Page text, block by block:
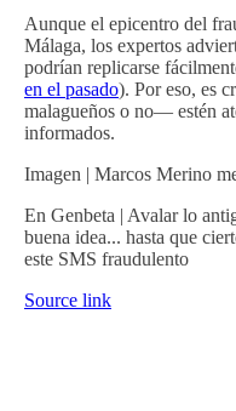
Aunque el epicentro del
Málaga, los expertos
podrían replicarse
en el pasado). Por eso, es
malagueños o no— estén
informados.
Imagen | Marcos Merino
En Genbeta | Avalar lo
buena idea... hasta que
este SMS fraudulento
Source link